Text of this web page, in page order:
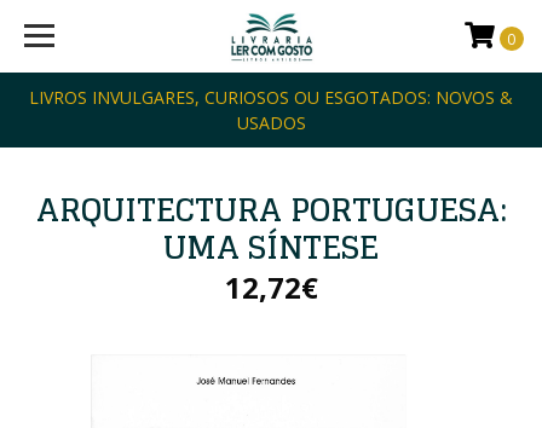
LIVROS INVULGARES, CURIOSOS OU ESGOTADOS: NOVOS &
USADOS
0
ARQUITECTURA PORTUGUESA:
UMA SÍNTESE
12,72€